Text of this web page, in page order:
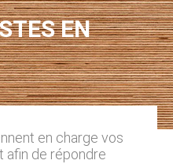
EN
en charge vos
afin de répondre